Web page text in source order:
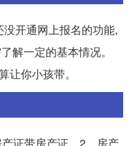
开通网上报名的功能,
解一定的基本情况。
让你小孩带。